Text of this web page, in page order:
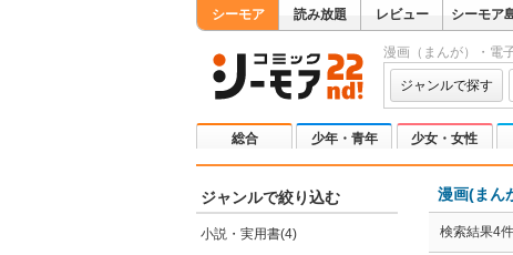
シーモア 読み放題 レビュー シーモア
漫画（まんが）・電
ジャンルで探す
総合 少年・青年 少女・女性
ジャンルで絞り込む
小説・実用書(4)
漫画(まん
検索結果4